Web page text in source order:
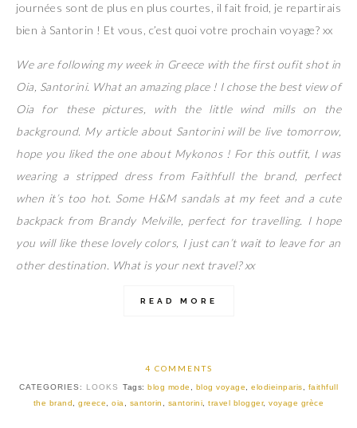
journées sont de plus en plus courtes, il fait froid, je repartirais
bien à Santorin ! Et vous, c’est quoi votre prochain voyage? xx
We are following my week in Greece with the first oufit shot in
Oia, Santorini. What an amazing place ! I chose the best view of
Oia for these pictures, with the little wind mills on the
background. My article about Santorini will be live tomorrow,
hope you liked the one about Mykonos ! For this outfit, I was
wearing a stripped dress from Faithfull the brand, perfect
when it’s too hot. Some H&M sandals at my feet and a cute
backpack from Brandy Melville, perfect for travelling. I hope
you will like these lovely colors, I just can’t wait to leave for an
other destination. What is your next travel? xx
READ MORE
4 COMMENTS
CATEGORIES: LOOKS Tags: blog mode , blog voyage, elodieinparis, faithfull
the brand,greece,oia, santorin , santorini,travel blogger,voyage grèce